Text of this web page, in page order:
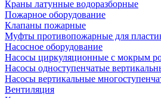
Краны латунные водоразборные
Пожарное оборудование
Клапаны пожарные
Муфты противопожарные для
Насосное оборудование
Насосы циркуляционные с мокрым
Насосы одноступенчатые
Насосы вертикальные
Вентиляция